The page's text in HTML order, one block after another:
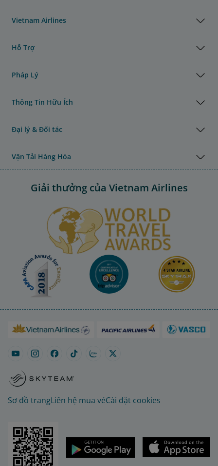
Vietnam Airlines
Hỗ Trợ
Pháp Lý
Thông Tin Hữu Ích
Đại lý & Đối tác
Vận Tải Hàng Hóa
Giải thưởng của Vietnam Airlines
Sơ đồ trangLiên hệ mua véCài đặt cookies